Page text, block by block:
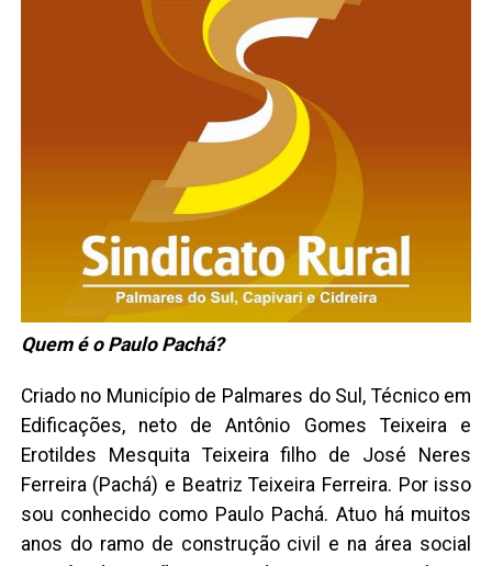
Quem é o Paulo Pachá?
Criado no Município de Palmares do Sul, Técnico em
Edificações, neto de Antônio Gomes Teixeira e
Erotildes Mesquita Teixeira filho de José Neres
Ferreira (Pachá) e Beatriz Teixeira Ferreira. Por isso
sou conhecido como Paulo Pachá. Atuo há muitos
anos do ramo de construção civil e na área social